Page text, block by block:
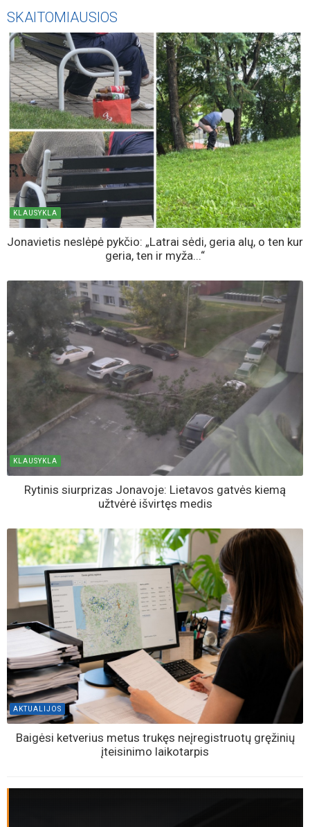
SKAITOMIAUSIOS
KLAUSYKLA
Jonavietis neslėpė pykčio: „Latrai sėdi, geria alų, o ten kur
geria, ten ir myža...“
KLAUSYKLA
Rytinis siurprizas Jonavoje: Lietavos gatvės kiemą
užtvėrė išvirtęs medis
AKTUALIJOS
Baigėsi ketverius metus trukęs neįregistruotų gręžinių
įteisinimo laikotarpis